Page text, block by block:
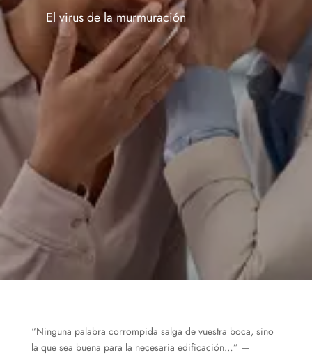
El virus de la murmuración
“Ninguna palabra corrompida salga de vuestra boca, sino
la que sea buena para la necesaria edificación…” —